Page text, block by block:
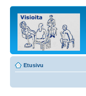
Etusivu